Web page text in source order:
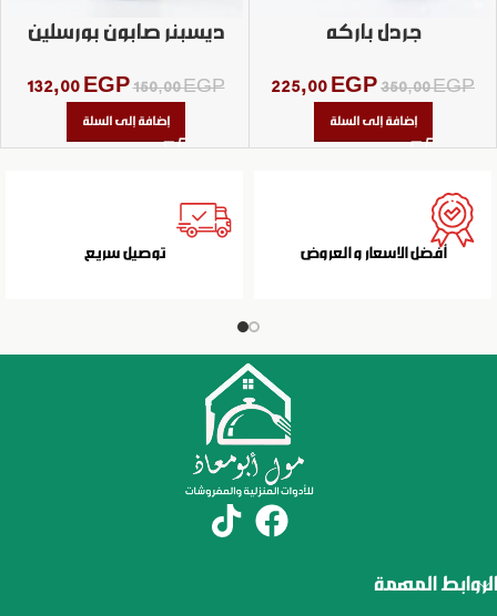
جردل باركه
350,00EGP
225,00 EGP
إضافة إلى السلة
ديسبنر صابون بورسلين
150,00EGP
132,00 EGP
إضافة إلى السلة
أفضل الاسعار و العروض توصيل سريع
الروابط المهمة